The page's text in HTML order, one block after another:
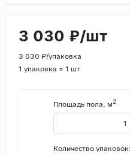
3 030 ₽/шт
3 030 ₽/упаковка
1 упаковка = 1 шт
Площадь пола, м2
Количество упаковок: